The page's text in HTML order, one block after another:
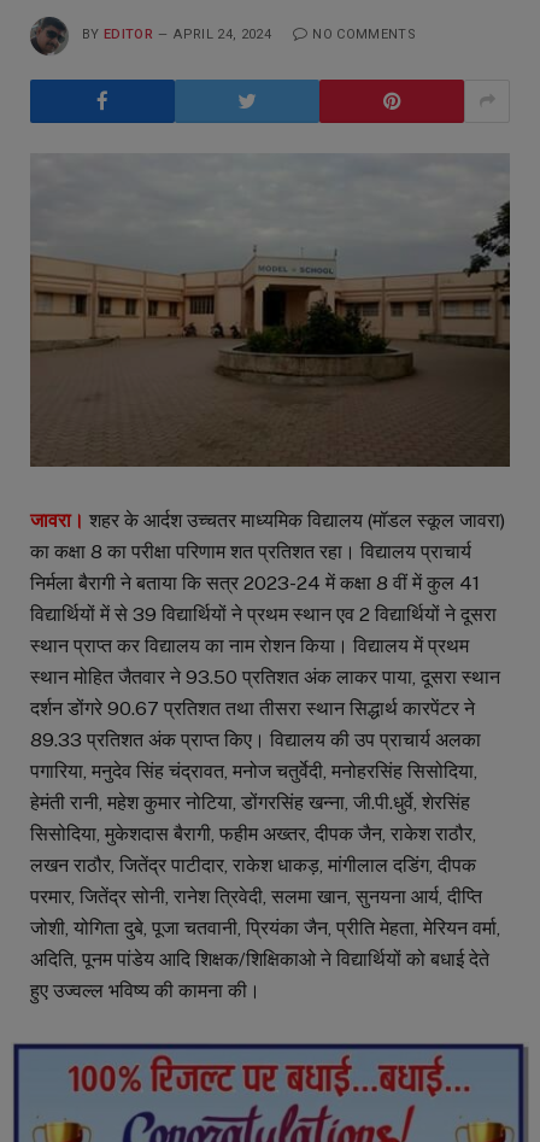
BY EDITOR APRIL 24, 2024 NO COMMENTS
जावरा। शहर के आर्दश उच्चतर माध्यमिक विद्यालय (मॉडल स्कूल जावरा)
का कक्षा 8 का परीक्षा परिणाम शत प्रतिशत रहा। विद्यालय प्राचार्य
निर्मला बैरागी ने बताया कि सत्र 2023-24 में कक्षा 8 वीं में कुल 41
विद्यार्थियों में से 39 विद्यार्थियों ने प्रथम स्थान एव 2 विद्यार्थियों ने दूसरा
स्थान प्राप्त कर विद्यालय का नाम रोशन किया। विद्यालय में प्रथम
स्थान मोहित जैतवार ने 93.50 प्रतिशत अंक लाकर पाया, दूसरा स्थान
दर्शन डोंगरे 90.67 प्रतिशत तथा तीसरा स्थान सिद्धार्थ कारपेंटर ने
89.33 प्रतिशत अंक प्राप्त किए। विद्यालय की उप प्राचार्य अलका
पगारिया, मनुदेव सिंह चंद्रावत, मनोज चतुर्वेदी, मनोहरसिंह सिसोदिया,
हेमंती रानी, महेश कुमार नोटिया, डोंगरसिंह खन्ना, जी.पी.धुर्वे, शेरसिंह
सिसोदिया, मुकेशदास बैरागी, फहीम अख्तर, दीपक जैन, राकेश राठौर,
लखन राठौर, जितेंद्र पाटीदार, राकेश धाकड़, मांगीलाल दडिंग, दीपक
परमार, जितेंद्र सोनी, रानेश त्रिवेदी, सलमा खान, सुनयना आर्य, दीप्ति
जोशी, योगिता दुबे, पूजा चतवानी, प्रियंका जैन, प्रीति मेहता, मेरियन वर्मा,
अदिति, पूनम पांडेय आदि शिक्षक/शिक्षिकाओ ने विद्यार्थियों को बधाई देते
हुए उज्वल्ल भविष्य की कामना की।